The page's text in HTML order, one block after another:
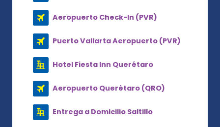
Aeropuerto Check-In (PVR)
Puerto Vallarta Aeropuerto (PVR)
Hotel Fiesta Inn Querétaro
Aeropuerto Querétaro (QRO)
Entrega a Domicilio Saltillo